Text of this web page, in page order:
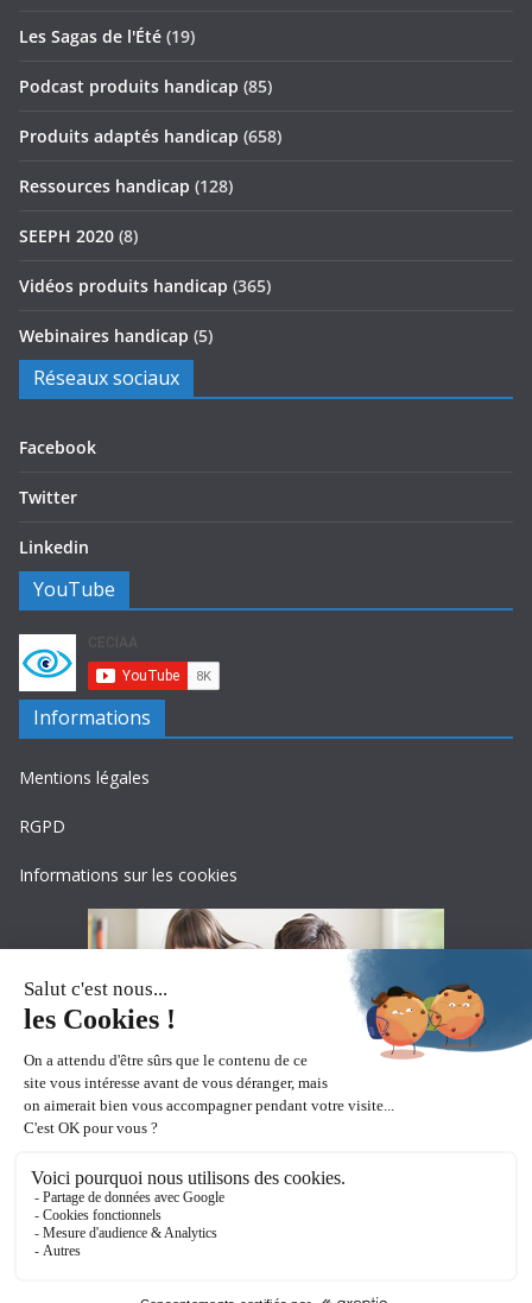
Les Sagas de l'Été (19)
Podcast produits handicap (85)
Produits adaptés handicap (658)
Ressources handicap (128)
SEEPH 2020 (8)
Vidéos produits handicap (365)
Webinaires handicap (5)
Réseaux sociaux
Facebook
Twitter
Linkedin
YouTube
Informations
Mentions légales
RGPD
Informations sur les cookies
Copyright © 2026 Ceciaa . All rights reserved.